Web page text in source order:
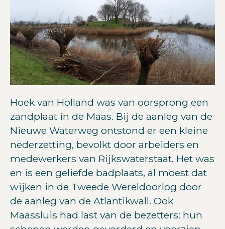
Hoek van Holland was van oorsprong een
zandplaat in de Maas. Bij de aanleg van de
Nieuwe Waterweg ontstond er een kleine
nederzetting, bevolkt door arbeiders en
medewerkers van Rijkswaterstaat. Het was
en is een geliefde badplaats, al moest dat
wijken in de Tweede Wereldoorlog door
de aanleg van de Atlantikwall. Ook
Maassluis had last van de bezetters: hun